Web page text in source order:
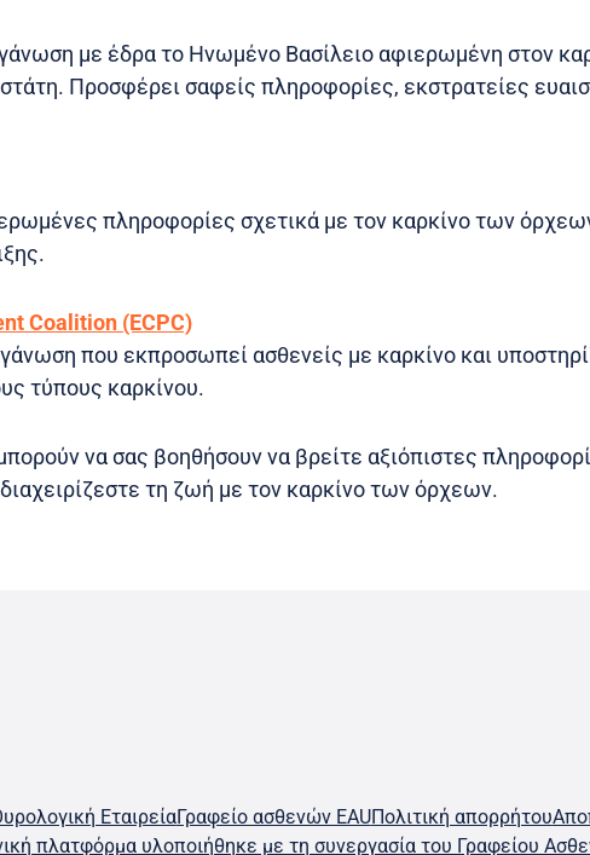
με έδρα το Ηνωμένο Βασίλειο αφιερωμένη στον
Προσφέρει σαφείς πληροφορίες, εκστρατείες
πληροφορίες σχετικά με τον καρκίνο των
Coalition (ECPC)
που εκπροσωπεί ασθενείς με καρκίνο και
τύπους καρκίνου.
να σας βοηθήσουν να βρείτε αξιόπιστες
τη ζωή με τον καρκίνο των όρχεων.
ΕταιρείαΓραφείο ασθενών EAUΠολιτική απορρήτου
πλατφόρμα υλοποιήθηκε με τη συνεργασία του Γραφείου